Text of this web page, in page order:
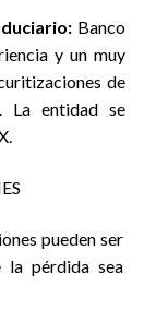
Banco
y un muy
de
La entidad se
pueden ser
la pérdida sea